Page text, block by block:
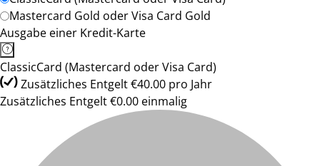
Mastercard Gold oder Visa Card Gold
Ausgabe einer Kredit-Karte
ClassicCard (Mastercard oder Visa Card)
Zusätzliches Entgelt €40.00 pro Jahr
Zusätzliches Entgelt €0.00 einmalig